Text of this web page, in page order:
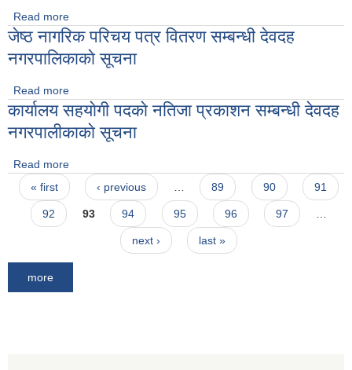
Read more
प्रकाशन सम्बन्धी देवदह नगरपालिकाकाे सूचना
जेष्ठ नागरिक परिचय पत्र वितरण सम्बन्धी देवदह
नगरपालिकाकाे सूचना
Read more
सूचना
कार्यालय सहयाेगी पदकाे नतिजा प्रकाशन सम्बन्धी देवदह
नगरपालीकाकाे सूचना
Read more
नगरपालीकाकाे सूचना
Pages
« first ‹ previous … 89 90 91
92 93 94 95 96 97 …
next › last »
more